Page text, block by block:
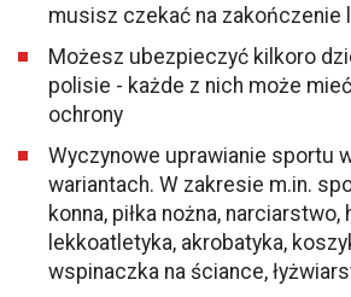
musisz czekać na zakończenie
Możesz ubezpieczyć kilkoro
polisie - każde z nich może
ochrony
Wyczynowe uprawianie sportu
wariantach. W zakresie m.in.
konna, piłka nożna, narciarstwo,
lekkoatletyka, akrobatyka,
wspinaczka na ściance,